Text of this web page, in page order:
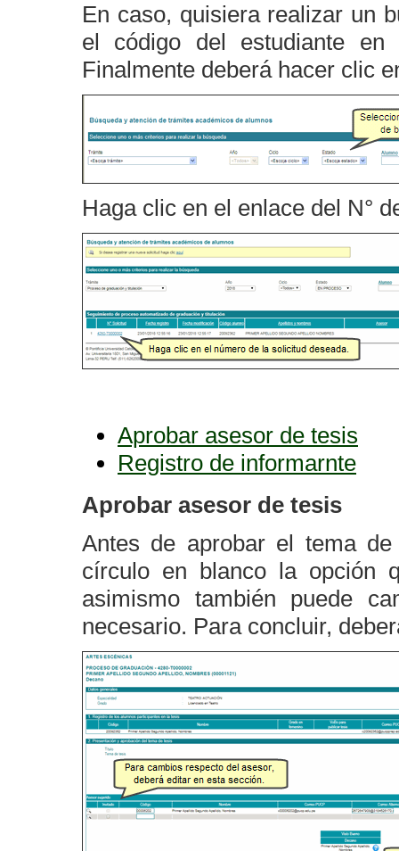
En caso, quisiera realizar un
el código del estudiante
Finalmente deberá hacer clic
Haga clic en el enlace del N°
Aprobar asesor de tesis
Registro de informarnte
Aprobar asesor de tesis
Antes de aprobar el tema
círculo en blanco la opción
asimismo también puede
necesario. Para concluir,